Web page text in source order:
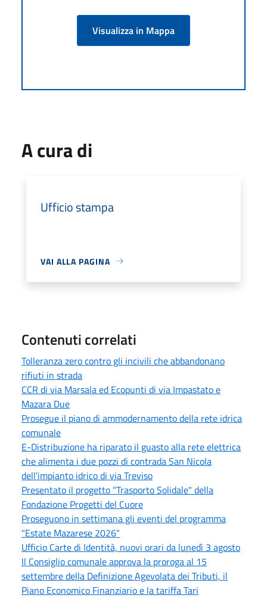
Visualizza in Mappa
A cura di
Ufficio stampa
VAI ALLA PAGINA
Contenuti correlati
Tolleranza zero contro gli incivili che abbandonano
rifiuti in strada
CCR di via Marsala ed Ecopunti di via Impastato e
Mazara Due
Prosegue il piano di ammodernamento della rete idrica
comunale
E-Distribuzione ha riparato il guasto alla rete elettrica
che alimenta i due pozzi di contrada San Nicola
dell'impianto idrico di via Treviso
Presentato il progetto "Trasporto Solidale" della
Fondazione Progetti del Cuore
Proseguono in settimana gli eventi del programma
"Estate Mazarese 2026"
Ufficio Carte di Identità, nuovi orari da lunedì 3 agosto
Il Consiglio comunale approva la proroga al 15
settembre della Definizione Agevolata dei Tributi, il
Piano Economico Finanziario e la tariffa Tari